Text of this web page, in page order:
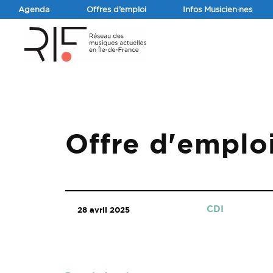
Agenda Offres d’emploi Infos Musicien·nes
Offre
28 avril 2025 CDI